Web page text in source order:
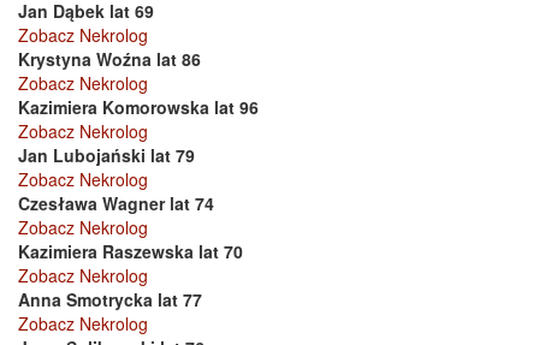
Jan Dąbek lat 69
Zobacz Nekrolog
Krystyna Woźna lat 86
Zobacz Nekrolog
Kazimiera Komorowska lat 96
Zobacz Nekrolog
Jan Lubojański lat 79
Zobacz Nekrolog
Czesława Wagner lat 74
Zobacz Nekrolog
Kazimiera Raszewska lat 70
Zobacz Nekrolog
Anna Smotrycka lat 77
Zobacz Nekrolog